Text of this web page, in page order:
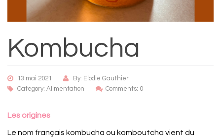
Kombucha
13 mai 2021
By: Elodie Gauthier
Category: Alimentation Comments: 0
Les origines
Le nom français kombucha ou komboutcha vient du